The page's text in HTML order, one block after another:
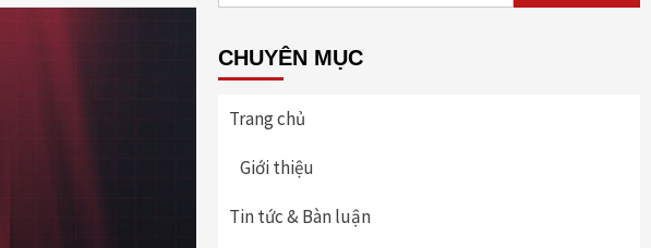
CHUYÊN MỤC
Trang chủ
Giới thiệu
Tin tức & Bàn luận